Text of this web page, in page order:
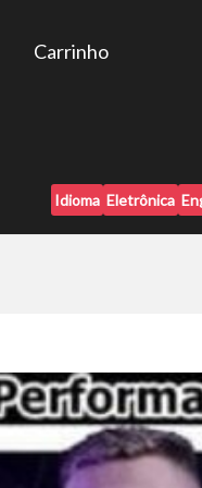
Carrinho
Idioma Eletrônica